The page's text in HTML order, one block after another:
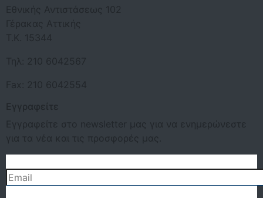
Εθνικής Αντιστάσεως 102
Γέρακας Αττικής
Τ.Κ. 15344
Τηλ: 210 6042567
Fax: 210 6042554
Εγγραφείτε
Εγγραφείτε στο newsletter μας για να ενημερώνεστε
για τα νέα και τις προσφορές μας.